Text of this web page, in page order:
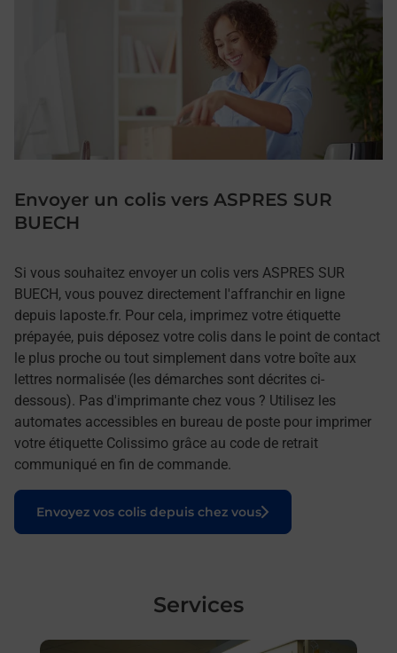
Envoyer un colis vers ASPRES SUR
BUECH
Si vous souhaitez envoyer un colis vers ASPRES SUR
BUECH, vous pouvez directement l'affranchir en ligne
depuis laposte.fr. Pour cela, imprimez votre étiquette
prépayée, puis déposez votre colis dans le point de contact
le plus proche ou tout simplement dans votre boîte aux
lettres normalisée (les démarches sont décrites ci-
dessous). Pas d'imprimante chez vous ? Utilisez les
automates accessibles en bureau de poste pour imprimer
votre étiquette Colissimo grâce au code de retrait
communiqué en fin de commande.
Envoyez vos colis depuis chez vous
Le lien s'ouvre dans un nouvel onglet
Services
En savoir plus